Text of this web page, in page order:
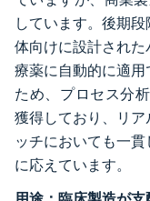
しています。後期
体向けに設計され
療薬に自動的に適
ため、プロセス分
獲得しており、リ
ッチにおいても一
に応えています。